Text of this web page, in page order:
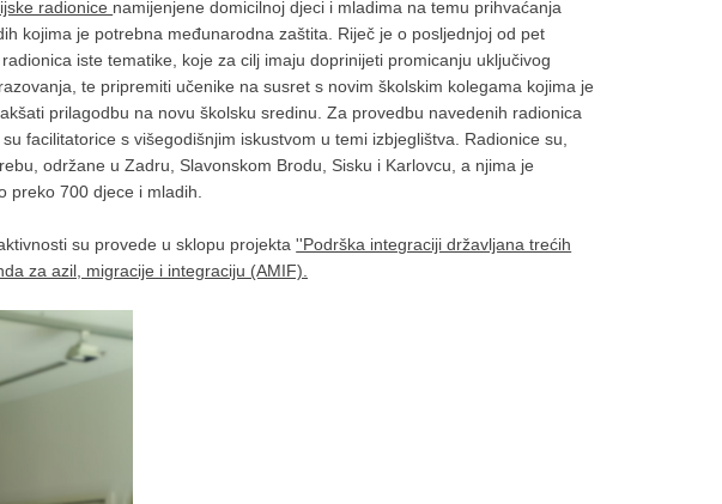
radionice namijenjene domicilnoj djeci i mladima na temu prihvaćanja
kojima je potrebna međunarodna zaštita. Riječ je o posljednjoj od pet
iste tematike, koje za cilj imaju doprinijeti promicanju uključivog
te pripremiti učenike na susret s novim školskim kolegama kojima je
prilagodbu na novu školsku sredinu. Za provedbu navedenih radionica
facilitatorice s višegodišnjim iskustvom u temi izbjeglištva. Radionice su,
održane u Zadru, Slavonskom Brodu, Sisku i Karlovcu, a njima je
preko 700 djece i mladih.
su provede u sklopu projekta''Podrška integraciji državljana trećih
za azil, migracije i integraciju (AMIF).